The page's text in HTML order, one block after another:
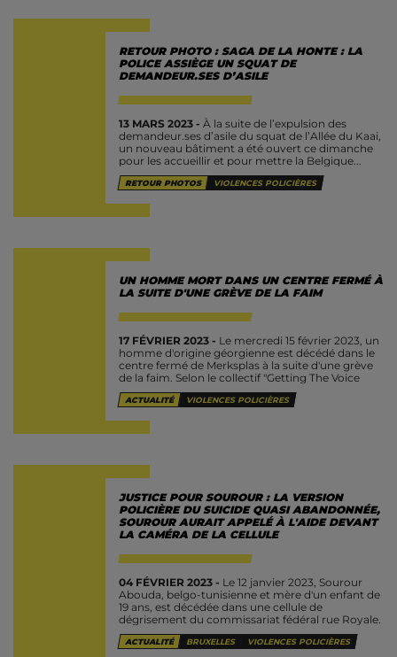
RETOUR PHOTO : SAGA DE LA HONTE : LA
POLICE ASSIÈGE UN SQUAT DE
DEMANDEUR.SES D’ASILE
13 MARS 2023 - À la suite de l’expulsion des
demandeur.ses d’asile du squat de l’Allée du Kaai,
un nouveau bâtiment a été ouvert ce dimanche
pour les accueillir et pour mettre la Belgique...
RETOUR PHOTOS VIOLENCES POLICIÈRES
UN HOMME MORT DANS UN CENTRE FERMÉ À
LA SUITE D'UNE GRÈVE DE LA FAIM
17 FÉVRIER 2023 - Le mercredi 15 février 2023, un
homme d'origine géorgienne est décédé dans le
centre fermé de Merksplas à la suite d'une grève
de la faim. Selon le collectif "Getting The Voice
Out" l'homme...
ACTUALITÉ VIOLENCES POLICIÈRES
JUSTICE POUR SOUROUR : LA VERSION
POLICIÈRE DU SUICIDE QUASI ABANDONNÉE,
SOUROUR AURAIT APPELÉ À L'AIDE DEVANT
LA CAMÉRA DE LA CELLULE
04 FÉVRIER 2023 - Le 12 janvier 2023, Sourour
Abouda, belgo-tunisienne et mère d'un enfant de
19 ans, est décédée dans une cellule de
dégrisement du commissariat fédéral rue Royale.
C'est le troisième décès...
ACTUALITÉ BRUXELLES VIOLENCES POLICIÈRES